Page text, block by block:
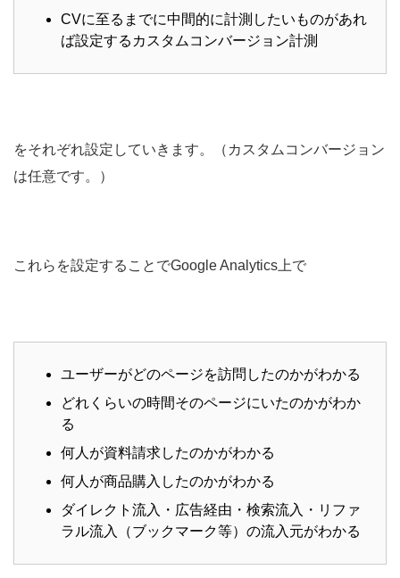
CVに至るまでに中間的に計測したいものがあれ
ば設定するカスタムコンバージョン計測
をそれぞれ設定していきます。（カスタムコンバージョン
は任意です。）
これらを設定することでGoogle Analytics上で
ユーザーがどのページを訪問したのかがわかる
どれくらいの時間そのページにいたのかがわか
る
何人が資料請求したのかがわかる
何人が商品購入したのかがわかる
ダイレクト流入・広告経由・検索流入・リファ
ラル流入（ブックマーク等）の流入元がわかる